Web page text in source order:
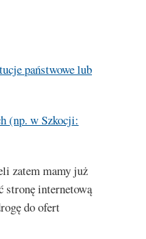
państwowe lub
(np. w Szkocji:
zatem mamy już
stronę internetową
do ofert